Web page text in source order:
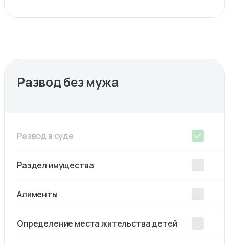
Развод без мужа
Развод в суде
Раздел имущества
Алименты
Определение места жительства детей